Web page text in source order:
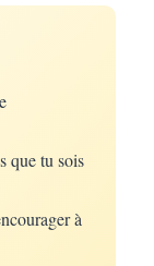
que tu sois
à